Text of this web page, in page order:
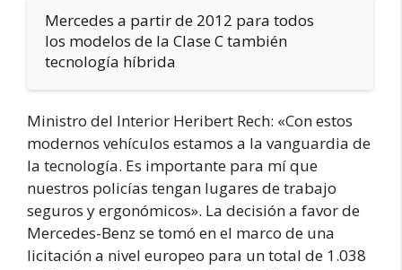
Mercedes a partir de 2012 para todos
los modelos de la Clase C también
tecnología híbrida
Ministro del Interior Heribert Rech: «Con estos
modernos vehículos estamos a la vanguardia de
la tecnología. Es importante para mí que
nuestros policías tengan lugares de trabajo
seguros y ergonómicos». La decisión a favor de
Mercedes-Benz se tomó en el marco de una
licitación a nivel europeo para un total de 1.038